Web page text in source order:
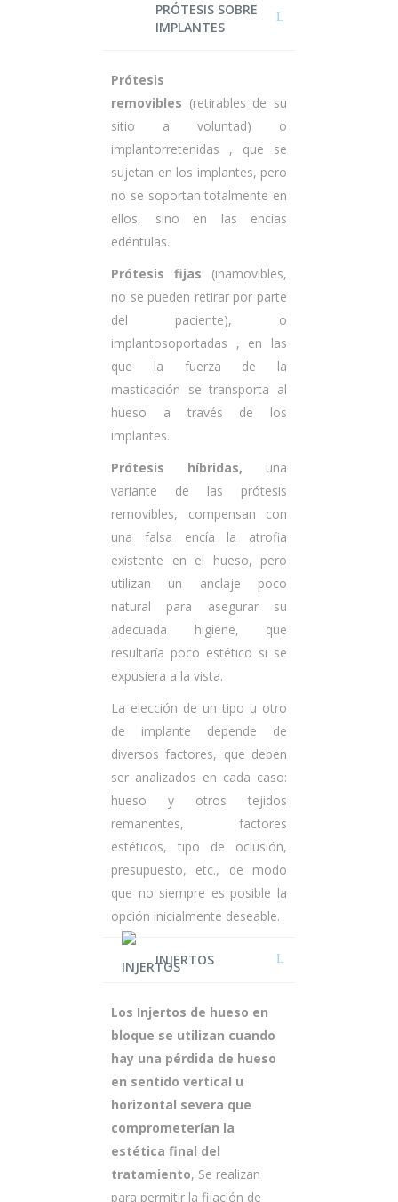
PRÓTESIS SOBRE
IMPLANTES
Prótesis
removibles (retirables de su
sitio a voluntad) o
implantorretenidas , que se
sujetan en los implantes, pero
no se soportan totalmente en
ellos, sino en las encías
edéntulas.
Prótesis fijas (inamovibles,
no se pueden retirar por parte
del paciente), o
implantosoportadas , en las
que la fuerza de la
masticación se transporta al
hueso a través de los
implantes.
Prótesis híbridas, una
variante de las prótesis
removibles, compensan con
una falsa encía la atrofia
existente en el hueso, pero
utilizan un anclaje poco
natural para asegurar su
adecuada higiene, que
resultaría poco estético si se
expusiera a la vista.
La elección de un tipo u otro
de implante depende de
diversos factores, que deben
ser analizados en cada caso:
hueso y otros tejidos
remanentes, factores
estéticos, tipo de oclusión,
presupuesto, etc., de modo
que no siempre es posible la
opción inicialmente deseable.
INJERTOS
Los Injertos de hueso en
bloque se utilizan cuando
hay una pérdida de hueso
en sentido vertical u
horizontal severa que
comprometerían la
estética final del
tratamiento, Se realizan
para permitir la fijación de